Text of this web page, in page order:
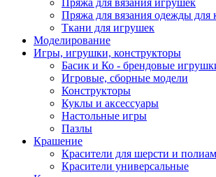
Пряжа для вязания игрушек
Пряжа для вязания одежды для
Ткани для игрушек
Моделирование
Игры, игрушки, конструкторы
Басик и Ко - брендовые
Игровые, сборные модели
Конструкторы
Куклы и аксессуары
Настольные игры
Пазлы
Крашение
Красители для шерсти и
Красители универсальные